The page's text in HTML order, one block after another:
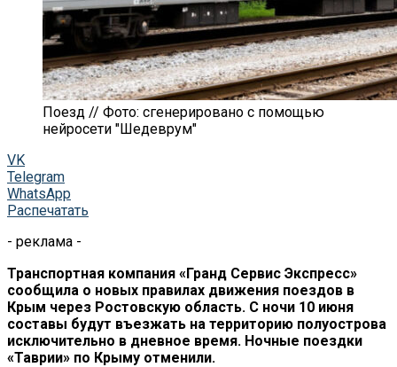
Поезд // Фото: сгенерировано с помощью
нейросети "Шедеврум"
VK
Telegram
WhatsApp
Распечатать
- реклама -
Транспортная компания «Гранд Сервис Экспресс»
сообщила о новых правилах движения поездов в
Крым через Ростовскую область. С ночи 10 июня
составы будут въезжать на территорию полуострова
исключительно в дневное время. Ночные поездки
«Таврии» по Крыму отменили.